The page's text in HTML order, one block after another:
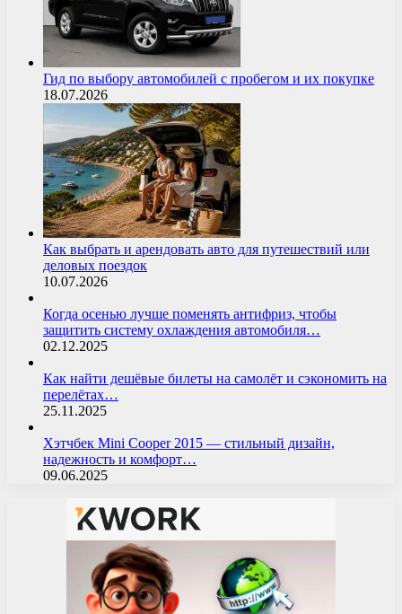
Гид по выбору автомобилей с пробегом и их покупке
18.07.2026
Как выбрать и арендовать авто для путешествий или
деловых поездок
10.07.2026
Когда осенью лучше поменять антифриз, чтобы
защитить систему охлаждения автомобиля…
02.12.2025
Как найти дешёвые билеты на самолёт и сэкономить на
перелётах…
25.11.2025
Хэтчбек Mini Cooper 2015 — стильный дизайн,
надежность и комфорт…
09.06.2025